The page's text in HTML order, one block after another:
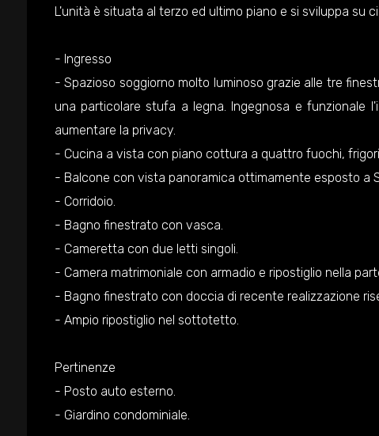
L'unità è situata al terzo ed ultimo piano e si sviluppa su
- Ingresso
- Spazioso soggiorno molto luminoso grazie alle tre
una particolare stufa a legna. Ingegnosa e
aumentare la privacy.
- Cucina a vista con piano cottura a quattro fuochi,
- Balcone con vista panoramica ottimamente esposto a
- Corridoio.
- Bagno finestrato con vasca.
- Cameretta con due letti singoli.
- Camera matrimoniale con armadio e ripostiglio nella
- Bagno finestrato con doccia di recente realizzazione
- Ampio ripostiglio nel sottotetto.
Pertinenze
- Posto auto esterno.
- Giardino condominiale.